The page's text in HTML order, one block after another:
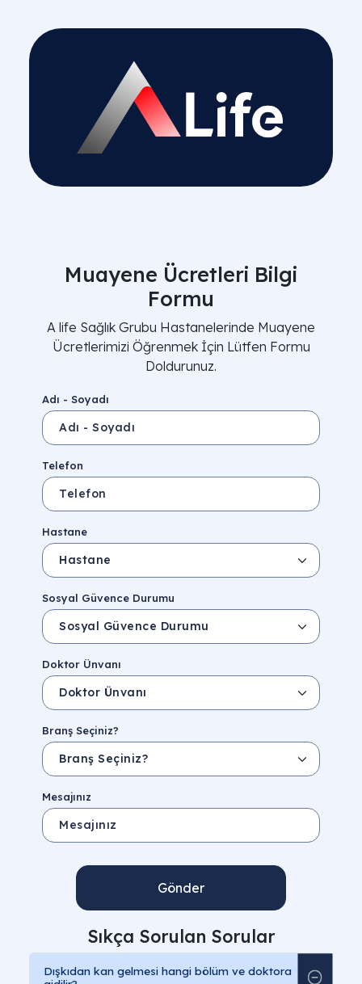
Muayene Ücretleri Bilgi
Formu
A life Sağlık Grubu Hastanelerinde Muayene
Ücretlerimizi Öğrenmek İçin Lütfen Formu
Doldurunuz.
Adı - Soyadı
Telefon
Hastane
Sosyal Güvence Durumu
Doktor Ünvanı
Branş Seçiniz?
Mesajınız
Gönder